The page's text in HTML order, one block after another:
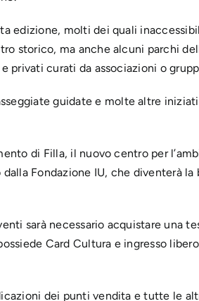
edizione, molti dei quali
storico, ma anche alcuni parchi
privati curati da associazioni o
guidate e molte altre
di Filla, il nuovo centro per
Fondazione IU, che diventerà la
sarà necessario acquistare una
Card Cultura e ingresso
dei punti vendita e tutte le